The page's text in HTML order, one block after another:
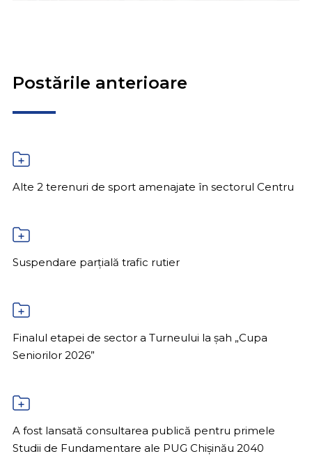
Postările anterioare
Alte 2 terenuri de sport amenajate în sectorul Centru
Suspendare parțială trafic rutier
Finalul etapei de sector a Turneului la șah „Cupa
Seniorilor 2026”
A fost lansată consultarea publică pentru primele
Studii de Fundamentare ale PUG Chișinău 2040